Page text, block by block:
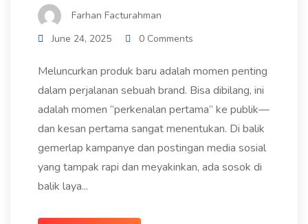
Farhan Facturahman
June 24, 2025
0 Comments
Meluncurkan produk baru adalah momen penting
dalam perjalanan sebuah brand. Bisa dibilang, ini
adalah momen “perkenalan pertama” ke publik—
dan kesan pertama sangat menentukan. Di balik
gemerlap kampanye dan postingan media sosial
yang tampak rapi dan meyakinkan, ada sosok di
balik laya...